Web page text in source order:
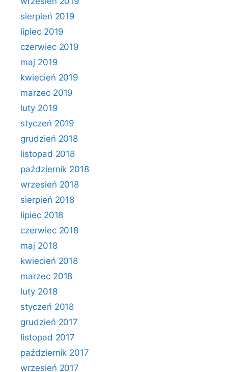
sierpień 2019
lipiec 2019
czerwiec 2019
maj 2019
kwiecień 2019
marzec 2019
luty 2019
styczeń 2019
grudzień 2018
listopad 2018
październik 2018
wrzesień 2018
sierpień 2018
lipiec 2018
czerwiec 2018
maj 2018
kwiecień 2018
marzec 2018
luty 2018
styczeń 2018
grudzień 2017
listopad 2017
październik 2017
wrzesień 2017